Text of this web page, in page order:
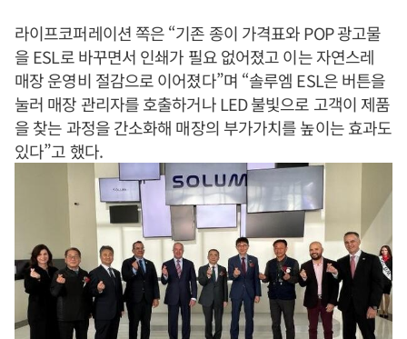
라이프코퍼레이션 쪽은 “기존 종이 가격표와 POP 광고물
을 ESL로 바꾸면서 인쇄가 필요 없어졌고 이는 자연스레
매장 운영비 절감으로 이어졌다”며 “솔루엠 ESL은 버튼을
눌러 매장 관리자를 호출하거나 LED 불빛으로 고객이 제품
을 찾는 과정을 간소화해 매장의 부가가치를 높이는 효과도
있다”고 했다.